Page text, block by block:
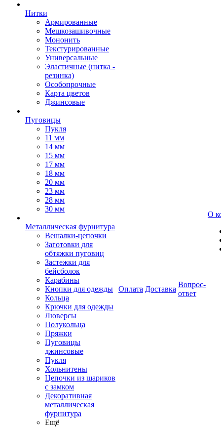
Нитки
Армированные
Мешкозашивочные
Мононить
Текстурированные
Универсальные
Эластичные (нитка -
резинка)
Особопрочные
Карта цветов
Джинсовые
Пуговицы
Пукля
11 мм
14 мм
15 мм
17 мм
18 мм
20 мм
23 мм
28 мм
30 мм
Металлическая фурнитура
Вешалки-цепочки
Заготовки для
обтяжки пуговиц
Застежки для
бейсболок
Карабины
Кнопки для одежды
Кольца
Крючки для одежды
Люверсы
Полукольца
Пряжки
Пуговицы
джинсовые
Пукля
Хольнитены
Цепочки из шариков
с замком
Декоративная
металлическая
фурнитура
Ещё
Оплата Доставка
Вопрос-
ответ
О